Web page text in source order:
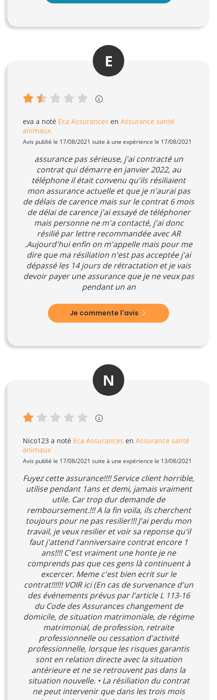
E
eva a noté Eca Assurances en Assurance santé
animaux
Avis publié le 17/08/2021 suite à une expérience le 17/08/2021
assurance pas sérieuse, j'ai contracté un
contrat qui démarre en janvier 2022, au
téléphone il était convenu qu'ils résiliaient
mon assurance actuelle et que je n'aurai pas
de délais de carence mais sur le contrat 6 mois
de délai de carence j'ai essayé de téléphoner
mais personne ne m'a contacté, j'ai donc
résilié par lettre recommandée avec AR
.Aujourd'hui enfin on m'appelle mais pour me
dire que ma résiliation n'est pas acceptée j'ai
dépassé les 14 jours de rétractation et je vais
devoir payer une assurance que je ne veux pas
pendant un an
Je commente l'avis
N
Nico123 a noté Eca Assurances en Assurance santé
animaux
Avis publié le 17/08/2021 suite à une expérience le 13/08/2021
Fuyez cette assurance!!!! Service client horrible,
utilise pendant 1ans et demi, jamais vraiment
utile. Car trop dur demande de
remboursement.!!! A la fin voila, ils cherchent
toujours pour ne pas resilier!!! J'ai perdu mon
travail, je veux resilier et voir sa reponse qu'il
faut j'attend l'anniversaire contrat encore 1
ans!!!! C'est vraiment une honte je ne
comprends pas que ces gens là continuent à
excercer. Meme c'est bien ecrit sur le
contrat!!!!!! VOIR ici (En cas de survenance d'un
des événements prévus par l'article L 113-16
du Code des Assurances changement de
domicile, de situation matrimoniale, de régime
matrimonial, de profession, retraite
professionnelle ou cessation d'activité
professionnelle, lorsque les risques garantis
sont en relation directe avec la situation
antérieure et ne se retrouvent pas dans la
situation nouvelle. • La résiliation du contrat
ne peut intervenir que dans les trois mois